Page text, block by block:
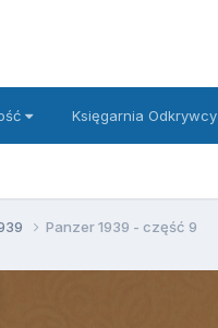
Księgarnia Odkrywcy
Panzer 1939 - część 9